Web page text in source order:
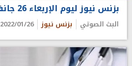
بزنس نيوز ليوم الإربعاء 26 جانفي 2022
البث الصوتي بزنس نيوز 2022/01/26 12:45